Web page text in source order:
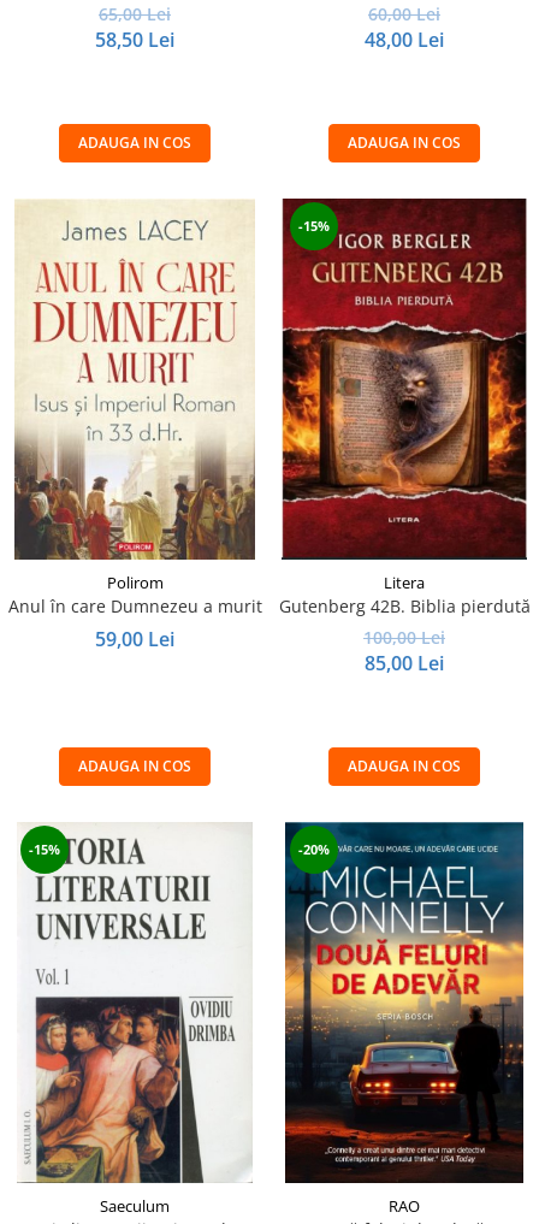
65,00 Lei
58,50 Lei
ADAUGA IN COS
60,00 Lei
48,00 Lei
ADAUGA IN COS
Polirom
Anul în care Dumnezeu a murit
59,00 Lei
ADAUGA IN COS
-15%
Litera
Gutenberg 42B. Biblia pierdută
100,00 Lei
85,00 Lei
ADAUGA IN COS
-15%
Saeculum
-20%
RAO